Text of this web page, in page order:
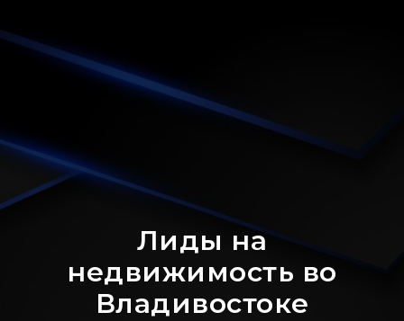
Лиды на
недвижимость во
Владивостоке